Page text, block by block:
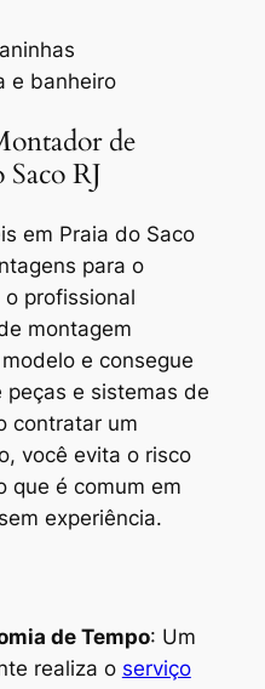
e banheiro
de
RJ
em Praia do Saco
para o
profissional
montagem
e consegue
e sistemas de
contratar um
você evita o risco
que é comum em
experiência.
de Tempo: Um
realiza o serviço